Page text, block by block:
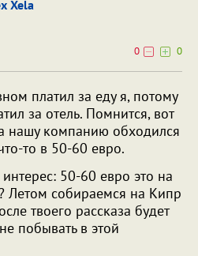
Xela
0
0
платил за еду я, потому
за отель. Помнится, вот
нашу компанию обходился
то в 50-60 евро.
50-60 евро это на
Летом собираемся на Кипр
твоего рассказа будет
побывать в этой